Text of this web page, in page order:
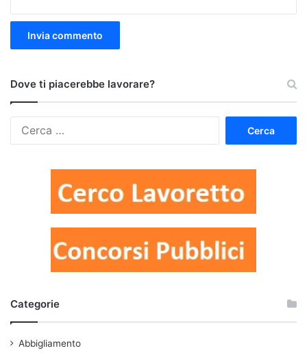
Dove ti piacerebbe lavorare?
Categorie
Abbigliamento